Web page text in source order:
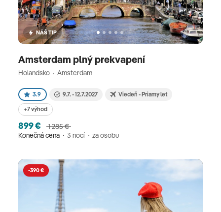
NÁŠ TIP
Amsterdam plný prekvapení
Holandsko Amsterdam
3.9 9.7. - 12.7.2027 Viedeň - Priamy let
+7 výhod
899 €
1 285 €
Konečná cena
3 nocí za osobu
-390 €